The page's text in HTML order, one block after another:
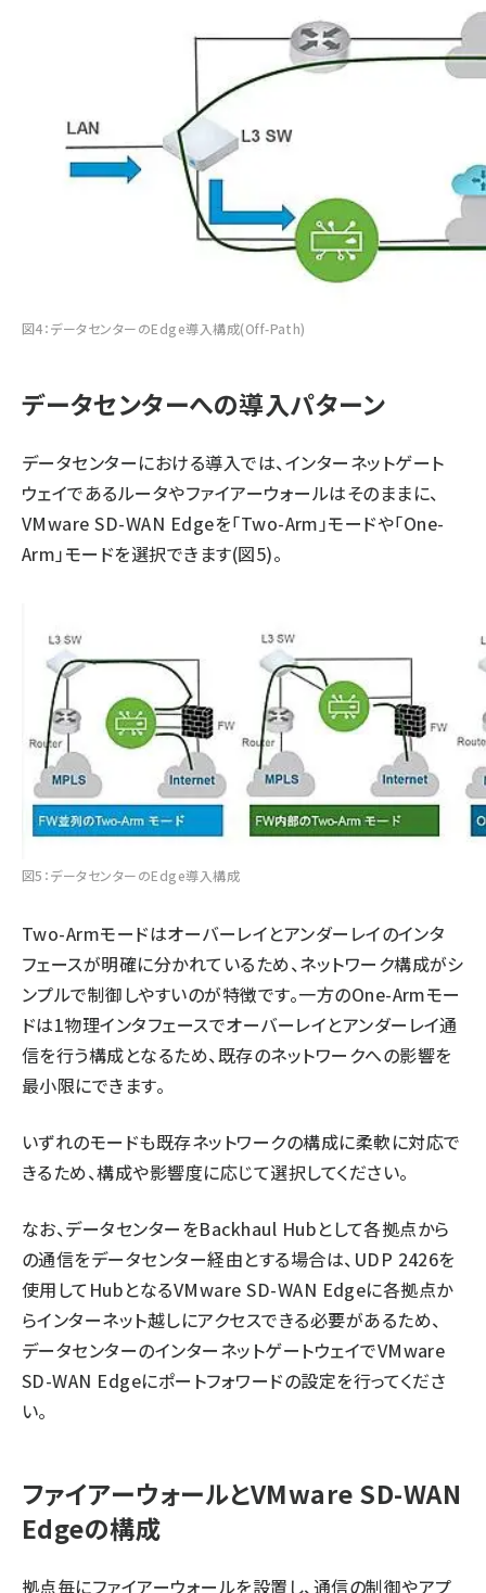
図4：データセンターのEdge導入構成(Off-Path)
データセンターへの導入パターン
データセンターにおける導入では、インターネットゲート
ウェイであるルータやファイアーウォールはそのままに、
VMware SD-WAN Edgeを「Two-Arm」モードや「One-
Arm」モードを選択できます(図5)。
図5：データセンターのEdge導入構成
Two-Armモードはオーバーレイとアンダーレイのインタ
フェースが明確に分かれているため、ネットワーク構成がシ
ンプルで制御しやすいのが特徴です。一方のOne-Armモー
ドは1物理インタフェースでオーバーレイとアンダーレイ通
信を行う構成となるため、既存のネットワークへの影響を
最小限にできます。
いずれのモードも既存ネットワークの構成に柔軟に対応で
きるため、構成や影響度に応じて選択してください。
なお、データセンターをBackhaul Hubとして各拠点から
の通信をデータセンター経由とする場合は、UDP 2426を
使用してHubとなるVMware SD-WAN Edgeに各拠点か
らインターネット越しにアクセスできる必要があるため、
データセンターのインターネットゲートウェイでVMware
SD-WAN Edgeにポートフォワードの設定を行ってくださ
い。
ファイアーウォールとVMware SD-WAN
Edgeの構成
拠点毎にファイアーウォールを設置し、通信の制御やアプ